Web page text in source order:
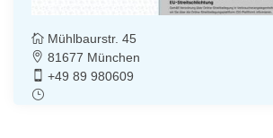
Mühlbaurstr. 45
81677 München
+49 89 980609